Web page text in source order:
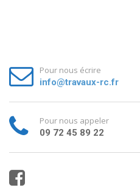
Pour nous écrire
info@travaux-rc.fr
Pour nous appeler
09 72 45 89 22